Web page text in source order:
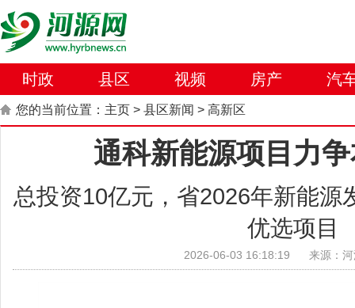
时政 县区 视频 房产 汽
您的当前位置： 主页 > 县区新闻 > 高新区
通科新能源项目力
总投资10亿元，省2026年新能源
优选项目
2026-06-03 16:18:19 来源：